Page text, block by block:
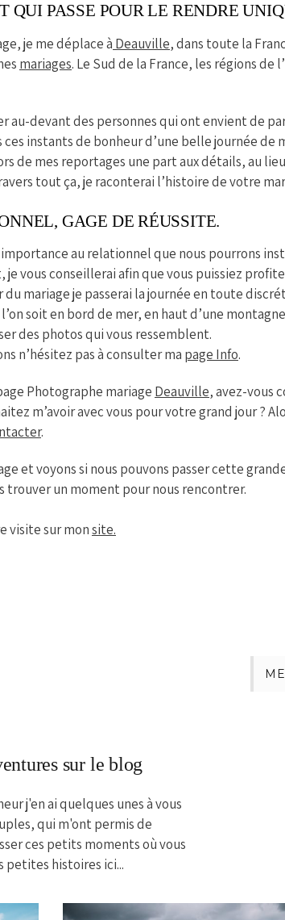
QUI PASSE POUR LE RENDRE
je me déplace à Deauville, dans toute la
mariages. Le Sud de la France, les régions
au-devant des personnes qui ont envient de
instants de bonheur d’une belle journée de
de mes reportages une part aux détails, au
tout ça, je raconterai l’histoire de votre
GAGE DE RÉUSSITE.
importance au relationnel que nous pourrons
vous conseillerai afin que vous puissiez
du mariage je passerai la journée en toute
soit en bord de mer, en haut d’une
des photos qui vous ressemblent.
n’hésitez pas à consulter ma page Info.
Photographe mariage Deauville, avez-vous
m’avoir avec vous pour votre grand jour ?
.
et voyons si nous pouvons passer cette
trouver un moment pour nous rencontrer.
visite sur monsite.
sur le blog
j'en ai quelques unes à vous
qui m'ont permis de
ces petits moments où vous
petites histoires ici...